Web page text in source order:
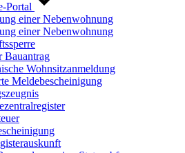
Portal
einer Nebenwohnung
einer Nebenwohnung
Bauantrag
Wohnsitzanmeldung
Meldebescheinigung